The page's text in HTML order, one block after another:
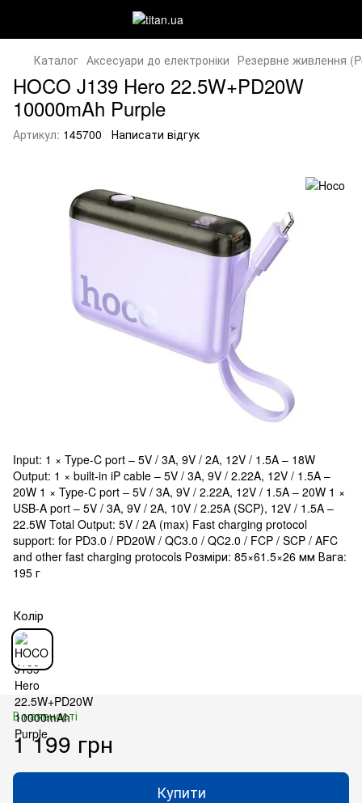
Каталог Аксесуари до електроніки Резервне живлення
HOCO J139 Hero 22.5W+PD20W
10000mAh Purple
Артикул: 145700 Написати відгук
Input: 1 × Type-C port – 5V / 3A, 9V / 2A, 12V / 1.5A – 18W
Output: 1 × built-in iP cable – 5V / 3A, 9V / 2.22A, 12V / 1.5A –
20W 1 × Type-C port – 5V / 3A, 9V / 2.22A, 12V / 1.5A – 20W 1 ×
USB-A port – 5V / 3A, 9V / 2A, 10V / 2.25A (SCP), 12V / 1.5A –
22.5W Total Output: 5V / 2A (max) Fast charging protocol
support: for PD3.0 / PD20W / QC3.0 / QC2.0 / FCP / SCP / AFC
and other fast charging protocols Розміри: 85×61.5×26 мм Вага:
195 г
Колір
В наявності
1 199 грн
Купити